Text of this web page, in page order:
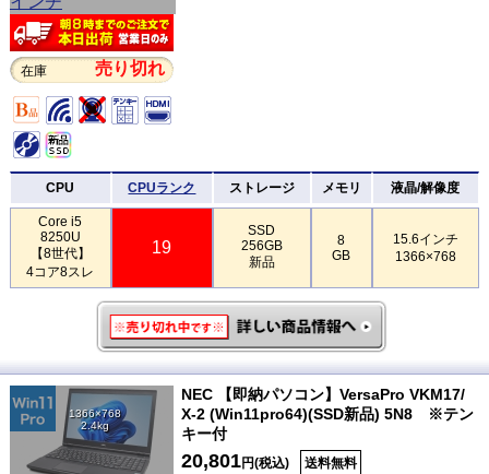
在庫 売り切れ
CPU CPUランク ストレージ メモリ 液晶/解像度
Core i5
8250U
【8世代】
4コア8スレ
19
SSD
256GB
新品
8
GB
15.6インチ
1366×768
1366×768
2.4kg
NEC 【即納パソコン】VersaPro VKM17/
X-2 (Win11pro64)(SSD新品) 5N8 ※テン
キー付
20,801円(税込) 送料無料